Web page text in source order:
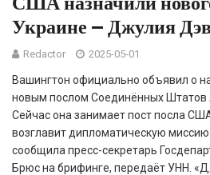
Украине — Джулия
Redactor 2025-05-01
Вашингтон официально объявил о
новым послом Соединённых Штатов
Сейчас она занимает пост посла
возглавит дипломатическую
сообщила пресс-секретарь
Брюс на брифинге, передаёт УНН.